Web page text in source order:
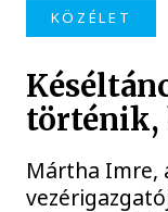
KÖZÉLET
történik,
Mártha Imre,